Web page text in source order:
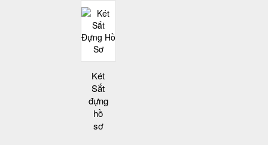
Két
Sắt
đựng
hồ
sơ